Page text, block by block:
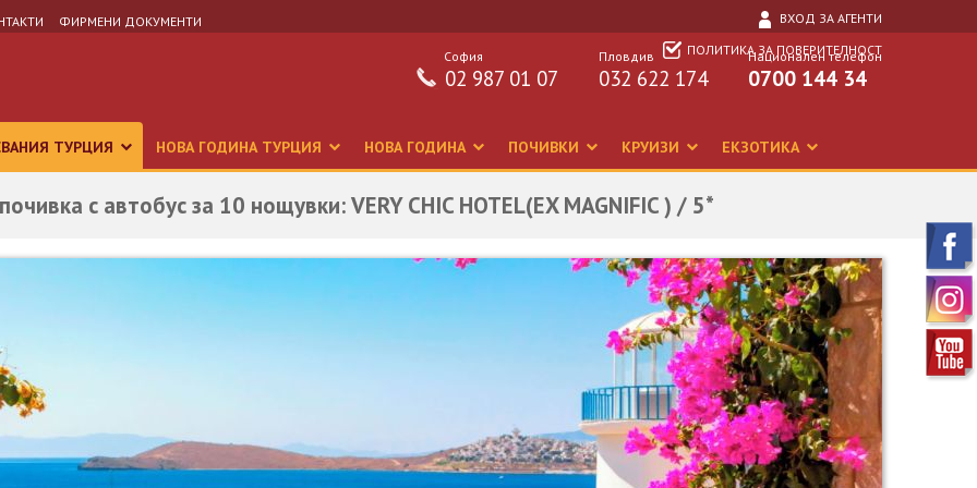
ФИРМЕНИ ДОКУМЕНТИ
ВХОД ЗА АГЕНТИ
ПОЛИТИКА ЗА ПОВЕРИТЕЛНОСТ
Национален телефон
0700 144 34
Пловдив
032 622 174
София
02 987 01 07
ТУРЦИЯ НОВА ГОДИНА ТУРЦИЯ НОВА ГОДИНА ПОЧИВКИ КРУИЗИ ЕКЗОТИКА
с автобус за 10 нощувки: VERY CHIC HOTEL(EX MAGNIFIC ) / 5*